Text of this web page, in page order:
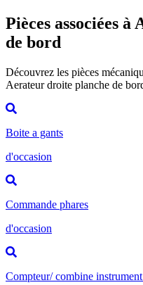
Pièces associées
de bord
Découvrez les pièces
Aerateur droite planche de
Boite a gants
d'occasion
Commande phares
d'occasion
Compteur/ combine